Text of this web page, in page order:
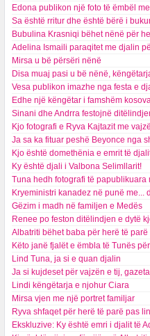
Edona publikon një foto të ëmbël
Sa është rritur dhe është bërë i
Bubulina Krasniqi bëhet nënë për
Adelina Ismaili paraqitet me djalin
Mirsa u bë përsëri nënë
Disa muaj pasi u bë nënë,
Vesa publikon imazhe nga festa e
Edhe një këngëtar i famshëm
Sinani dhe Andrra festojnë
Kjo fotografi e Ryva Kajtazit me
Ja sa ka fituar peshë Beyonce nga
Kjo është domethënia e emrit të
Ky është djali i Valbona Selimllarit!
Tuna hedh fotografi të papublikuara
Kryeministri kanadez në punë me...
Gëzim i madh në familjen e Medës
Renee po feston ditëlindjen e dytë
Albatriti bëhet baba për herë të parë
Këto janë fjalët e ëmbla të Tunës
Lind Tuna, ja si e quan djalin
Ja si kujdeset për vajzën e tij,
Lindi këngëtarja e njohur Ciara
Mirsa vjen me një portret familjar
Ryva shfaqet për herë të parë pas
Ekskluzive: Ky është emri i djalit të